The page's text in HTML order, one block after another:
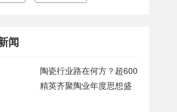
闻
陶瓷行业路在何方？超600
精英齐聚陶业年度思想盛